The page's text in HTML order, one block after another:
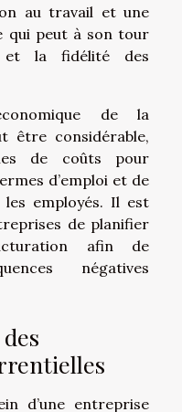
au travail et une
qui peut à son tour
et la fidélité des
de la
être considérable,
de coûts pour
d’emploi et de
employés. Il est
de planifier
afin de
négatives
d’une entreprise